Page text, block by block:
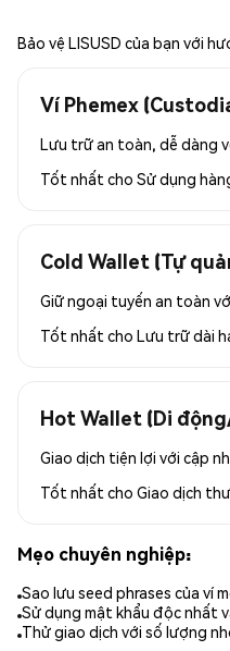
Bảo vệ LISUSD của bạn với
Ví Phemex
Lưu trữ an toàn, dễ dàng
Tốt nhất cho Sử dụng
Cold Wallet (Tự
Giữ ngoại tuyến an toàn
Tốt nhất cho Lưu trữ dài
Hot Wallet (Di
Giao dịch tiện lợi với cập
Tốt nhất cho Giao dịch
Mẹo chuyên nghiệp:
Sao lưu seed phrases của ví
Sử dụng mật khẩu độc nhất
Thử giao dịch với số lượng